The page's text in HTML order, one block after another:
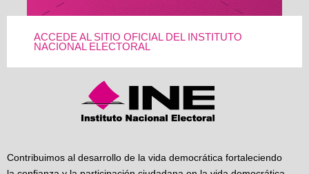
ACCEDE AL SITIO OFICIAL DEL INSTITUTO
NACIONAL ELECTORAL
Contribuimos al desarrollo de la vida democrática fortaleciendo